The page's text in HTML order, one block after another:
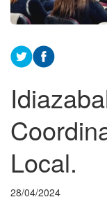
Local.
28/04/2024